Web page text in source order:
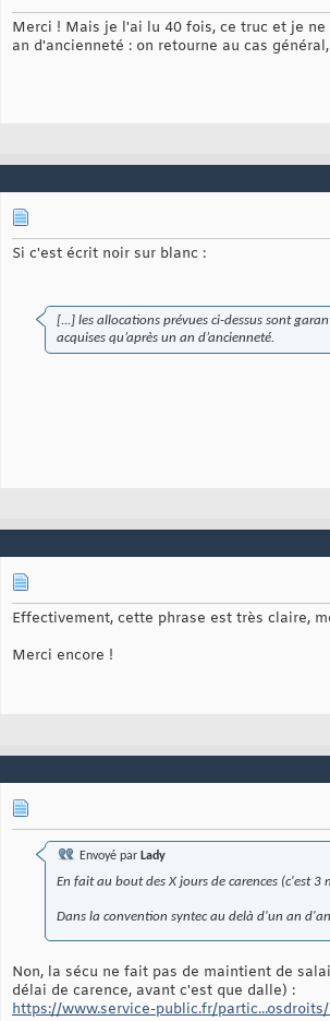
Merci ! Mais je l'ai lu 40 fois, ce truc et je
an d'ancienneté : on retourne au cas
Si c'est écrit noir sur blanc :
[...] les allocations prévues ci-dessus sont
acquises qu’après un an d’ancienneté.
Effectivement, cette phrase est très claire,
Merci encore !
Envoyé par Lady
En fait au bout des X jours de carences (c'est
Dans la convention syntec au delà d'un an
Non, la sécu ne fait pas de maintient de
délai de carence, avant c'est que dalle) :
https://www.service-public.fr/